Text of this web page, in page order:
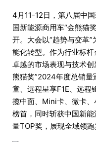
4月11-12日，第八届中
国新能源商用车“金熊猫
开。大会以“趋势与变革
能化转型。作为行业标
卓越的市场表现与技术
熊猫奖”2024年度总销量
童、远程星享F1E、远程
揽中面、Mini卡、微卡
榜首，同时斩获中国新
量TOP奖，展现全域领跑